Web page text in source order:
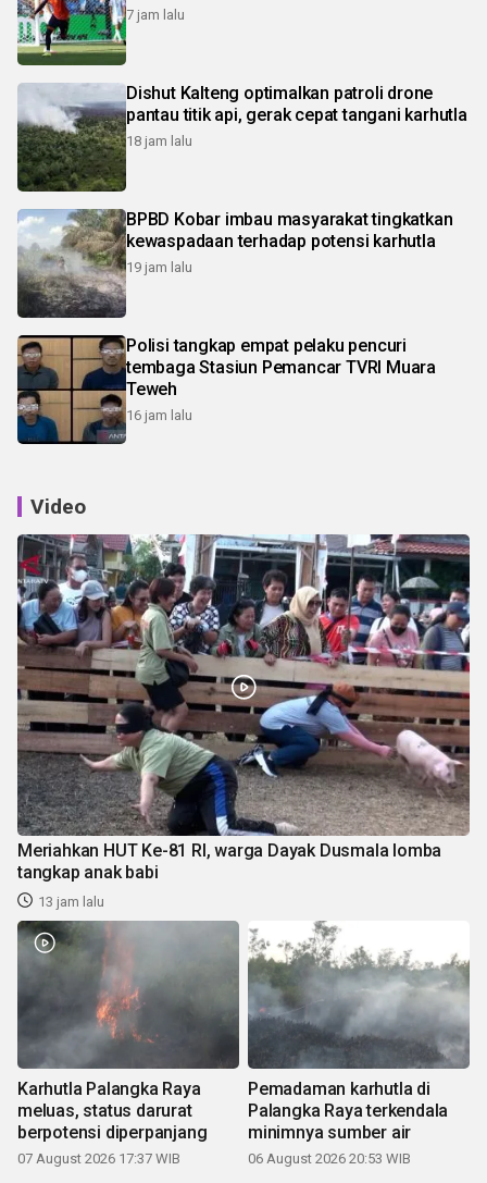
7 jam lalu
Dishut Kalteng optimalkan patroli drone
pantau titik api, gerak cepat tangani karhutla
18 jam lalu
BPBD Kobar imbau masyarakat tingkatkan
kewaspadaan terhadap potensi karhutla
19 jam lalu
Polisi tangkap empat pelaku pencuri
tembaga Stasiun Pemancar TVRI Muara
Teweh
16 jam lalu
Video
Meriahkan HUT Ke-81 RI, warga Dayak Dusmala lomba
tangkap anak babi
13 jam lalu
Karhutla Palangka Raya
meluas, status darurat
berpotensi diperpanjang
07 August 2026 17:37 WIB
Pemadaman karhutla di
Palangka Raya terkendala
minimnya sumber air
06 August 2026 20:53 WIB